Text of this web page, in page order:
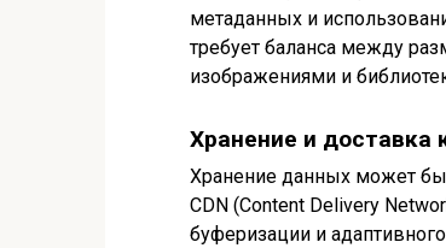
метаданных и
требует баланса между
изображениями и
Хранение и доставка
Хранение данных может
CDN (Content Delivery
буферизации и